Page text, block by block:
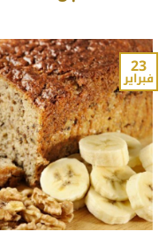
23
فبراير